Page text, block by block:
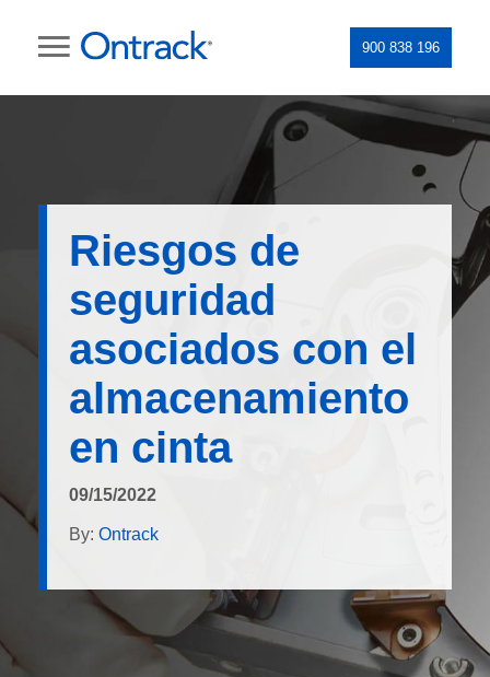
900 838 196
Riesgos de
seguridad
asociados con el
almacenamiento
en cinta
09/15/2022
By: Ontrack